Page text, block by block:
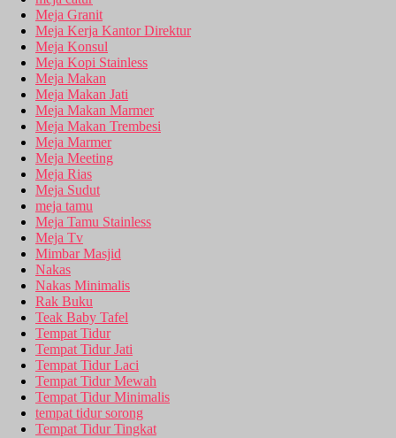
Meja Granit
Meja Kerja Kantor Direktur
Meja Konsul
Meja Kopi Stainless
Meja Makan
Meja Makan Jati
Meja Makan Marmer
Meja Makan Trembesi
Meja Marmer
Meja Meeting
Meja Rias
Meja Sudut
meja tamu
Meja Tamu Stainless
Meja Tv
Mimbar Masjid
Nakas
Nakas Minimalis
Rak Buku
Teak Baby Tafel
Tempat Tidur
Tempat Tidur Jati
Tempat Tidur Laci
Tempat Tidur Mewah
Tempat Tidur Minimalis
tempat tidur sorong
Tempat Tidur Tingkat